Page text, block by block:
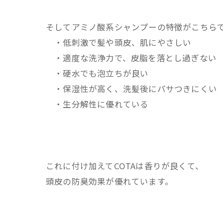
そしてアミノ酸系シャンプーの特徴がこちら
・低刺激で髪や頭皮、肌にやさしい
・適度な洗浄力で、皮脂を落とし過ぎない
・硬水でも泡立ちが良い
・保湿性が高く、洗髪後にパサつきにくい
・生分解性に優れている
これに付け加えてCOTAは香りが良くて、
頭皮の防臭効果が優れています。